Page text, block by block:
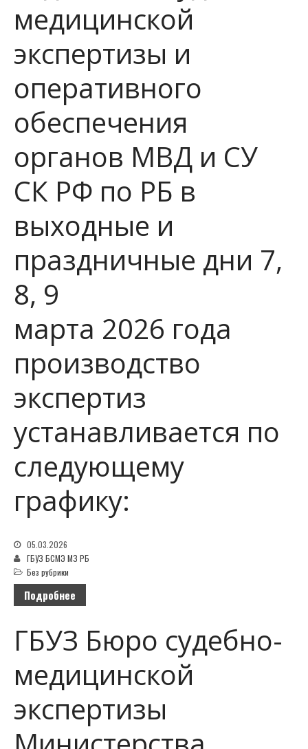
медицинской
экспертизы и
оперативного
обеспечения
органов МВД и СУ
СК РФ по РБ в
выходные и
праздничные дни 7,
8, 9
марта 2026 года
производство
экспертиз
устанавливается по
следующему
графику:
05.03.2026
ГБУЗ БСМЭ МЗ РБ
Без рубрики
Подробнее
ГБУЗ Бюро судебно-
медицинской
экспертизы